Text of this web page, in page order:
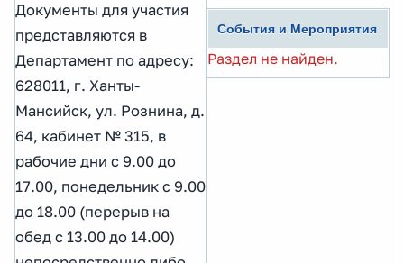
Документы для участия
представляются в
Департамент по адресу:
628011, г. Ханты-
Мансийск, ул. Рознина, д.
64, кабинет № 315, в
рабочие дни с 9.00 до
17.00, понедельник с 9.00
до 18.00 (перерыв на
обед с 13.00 до 14.00)
События и Мероприятия
Раздел не найден.